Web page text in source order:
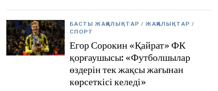
БАСТЫ ЖАҢАЛЫҚТАР / ЖАҢАЛЫҚТАР /
СПОРТ
Егор Сорокин «Қайрат» ФК
қорғаушысы: «Футболшылар
өздерін тек жақсы жағынан
көрсеткісі келеді»